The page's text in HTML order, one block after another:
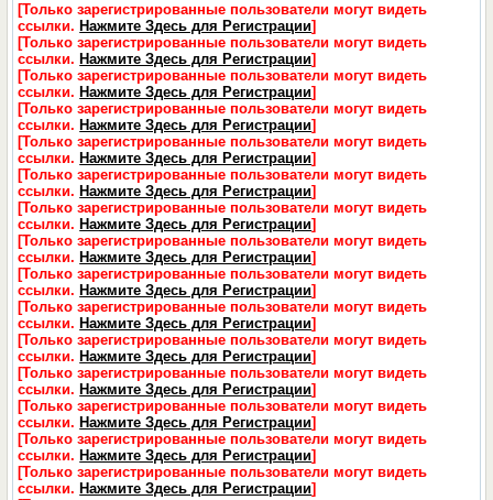
[Только зарегистрированные пользователи могут видеть
ссылки. Нажмите Здесь для Регистрации]
[Только зарегистрированные пользователи могут видеть
ссылки. Нажмите Здесь для Регистрации]
[Только зарегистрированные пользователи могут видеть
ссылки. Нажмите Здесь для Регистрации]
[Только зарегистрированные пользователи могут видеть
ссылки. Нажмите Здесь для Регистрации]
[Только зарегистрированные пользователи могут видеть
ссылки. Нажмите Здесь для Регистрации]
[Только зарегистрированные пользователи могут видеть
ссылки. Нажмите Здесь для Регистрации]
[Только зарегистрированные пользователи могут видеть
ссылки. Нажмите Здесь для Регистрации]
[Только зарегистрированные пользователи могут видеть
ссылки. Нажмите Здесь для Регистрации]
[Только зарегистрированные пользователи могут видеть
ссылки. Нажмите Здесь для Регистрации]
[Только зарегистрированные пользователи могут видеть
ссылки. Нажмите Здесь для Регистрации]
[Только зарегистрированные пользователи могут видеть
ссылки. Нажмите Здесь для Регистрации]
[Только зарегистрированные пользователи могут видеть
ссылки. Нажмите Здесь для Регистрации]
[Только зарегистрированные пользователи могут видеть
ссылки. Нажмите Здесь для Регистрации]
[Только зарегистрированные пользователи могут видеть
ссылки. Нажмите Здесь для Регистрации]
[Только зарегистрированные пользователи могут видеть
ссылки. Нажмите Здесь для Регистрации]